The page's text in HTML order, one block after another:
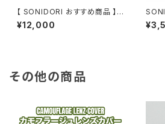
【 SONIDORI おすすめ商品 】ミ
ニ三脚 M-5GS
¥12,000
thle
その他の商品